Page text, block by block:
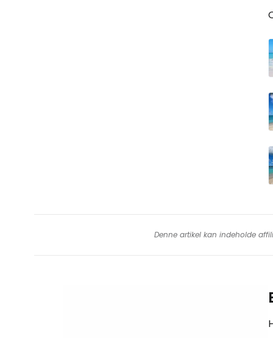
Denne artikel kan indeholde